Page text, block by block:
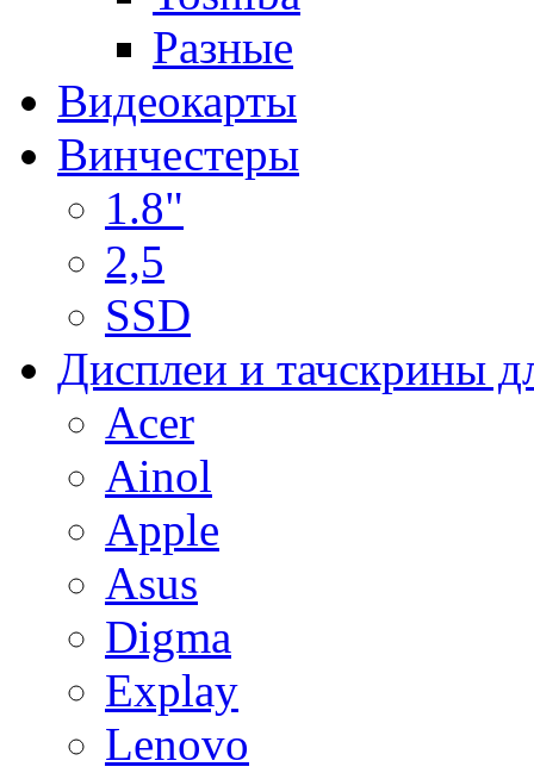
Разные
Видеокарты
Винчестеры
1.8"
2,5
SSD
Дисплеи и тачскрины
Acer
Ainol
Apple
Asus
Digma
Explay
Lenovo